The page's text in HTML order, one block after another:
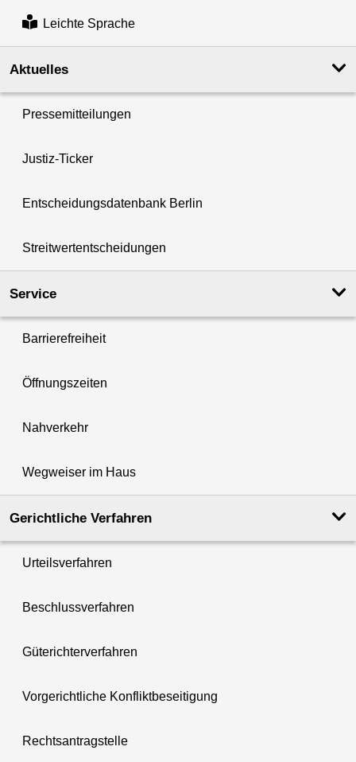
Leichte Sprache
Aktuelles
Pressemitteilungen
Justiz-Ticker
Entscheidungsdatenbank Berlin
Streitwertentscheidungen
Service
Barrierefreiheit
Öffnungszeiten
Nahverkehr
Wegweiser im Haus
Gerichtliche Verfahren
Urteilsverfahren
Beschlussverfahren
Güterichterverfahren
Vorgerichtliche Konfliktbeseitigung
Rechtsantragstelle